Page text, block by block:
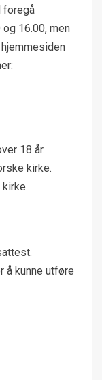
foregå
16.00, men
18 år.
kirke.
å kunne utføre